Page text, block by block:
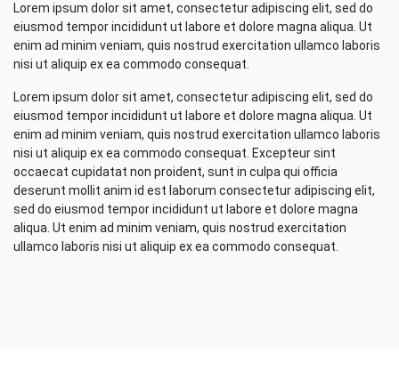
Lorem ipsum dolor sit amet, consectetur adipiscing elit, sed do
eiusmod tempor incididunt ut labore et dolore magna aliqua. Ut
enim ad minim veniam, quis nostrud exercitation ullamco laboris
nisi ut aliquip ex ea commodo consequat.
Lorem ipsum dolor sit amet, consectetur adipiscing elit, sed do
eiusmod tempor incididunt ut labore et dolore magna aliqua. Ut
enim ad minim veniam, quis nostrud exercitation ullamco laboris
nisi ut aliquip ex ea commodo consequat. Excepteur sint
occaecat cupidatat non proident, sunt in culpa qui officia
deserunt mollit anim id est laborum consectetur adipiscing elit,
sed do eiusmod tempor incididunt ut labore et dolore magna
aliqua. Ut enim ad minim veniam, quis nostrud exercitation
ullamco laboris nisi ut aliquip ex ea commodo consequat.